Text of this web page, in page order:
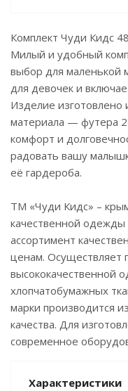
Комплект Чуди Кидс
Милый и удобный
выбор для маленькой
для девочек и
Изделие изготовлено
материала — футера
комфорт и
радовать вашу
её гардероба.
ТМ «Чуди Кидс» –
качественной одежды
ассортимент
ценам. Осуществляет
высококачественной
хлопчатобумажных
марки производится
качества. Для
современное
Характеристики